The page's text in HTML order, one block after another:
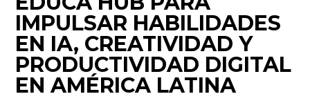
IMPULSAR HABILIDADES
EN IA, CREATIVIDAD Y
PRODUCTIVIDAD DIGITAL
EN AMÉRICA LATINA